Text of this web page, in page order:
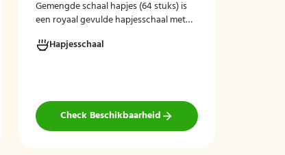
Gemengde schaal hapjes (64 stuks)is
een royaal gevulde hapjesschaal met
borrelhapjes. De schaal biedt voor ieder
hapjes is deze schaal geschikt om een
grotere groep gasten te voorzien van
smakelijke en gevarieerde snacks.
Hapjesschaal
Check Beschikbaarheid